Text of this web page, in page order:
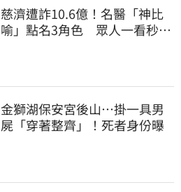
慈濟遭詐10.6億！名醫「神比
喻」點名3角色 眾人一看秒懂
金獅湖保安宮後山…掛一具男
屍「穿著整齊」！死者身份曝